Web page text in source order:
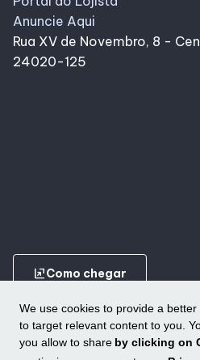
We use cookies to provide a
to target relevant content to you.
you allow to share by clicking on
Anuncie Aqui
Rua XV de Novembro, 8 -
24020-125
ungroupComo chegar